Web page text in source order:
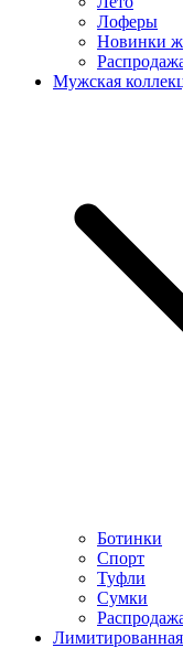
Лоферы
Новинки
Мужская
Ботинки
Спорт
Туфли
Сумки